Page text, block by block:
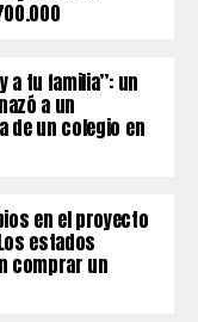
a tu familia”: un
a un
de un colegio en
en el proyecto
estados
comprar un